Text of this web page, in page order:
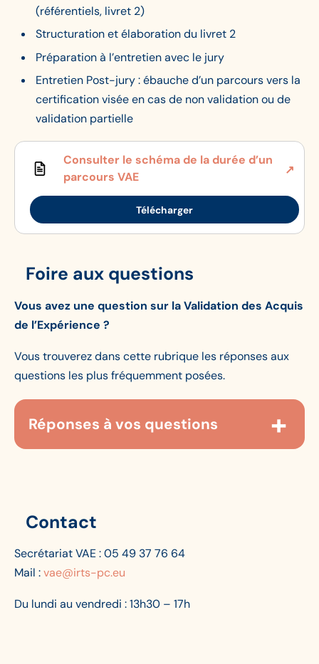
(référentiels, livret 2)
Structuration et élaboration du livret 2
Préparation à l’entretien avec le jury
Entretien Post-jury : ébauche d’un parcours vers la
certification visée en cas de non validation ou de
validation partielle
Consulter le schéma de la durée d’un
parcours VAE
Télécharger
Foire aux questions
Vous avez une question sur la Validation des Acquis
de l’Expérience ?
Vous trouverez dans cette rubrique les réponses aux
questions les plus fréquemment posées.
Réponses à vos questions
acquises au cours de son expérience salariée, non
contenu de la certification visée. Aucune durée
d’expérience minimale n’est exigée mais le
contenu de votre expérience doit être en lien
Contact
Secrétariat VAE : 05 49 37 76 64
Mail :vae@irts-pc.eu
Du lundi au vendredi : 13h30 – 17h